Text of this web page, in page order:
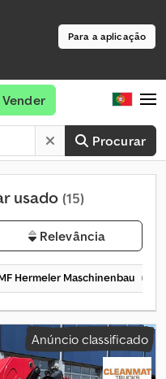
Para a aplicação
Procurar
Vender
usado (15)
Relevância
Hermeler Maschinenbau
Anúncio classificado